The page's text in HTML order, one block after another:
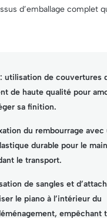
d’emballage complet
: utilisation de couvertures
de haute qualité pour
sa finition.
du rembourrage avec
durable pour le
le transport.
de sangles et
le piano à l’intérieur du
empêchant